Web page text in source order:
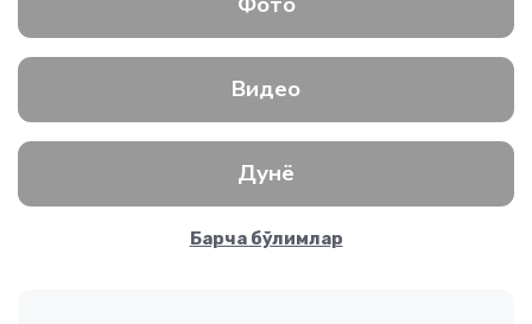
Видео
Дунё
Барча бўлимлар